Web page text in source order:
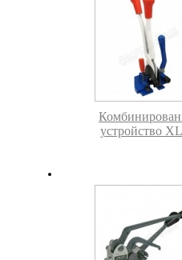
устройство